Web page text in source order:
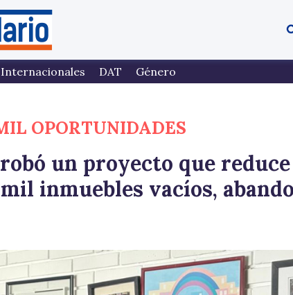
Internacionales DAT Género
OPORTUNIDADES
un proyecto que
inmuebles vacíos,